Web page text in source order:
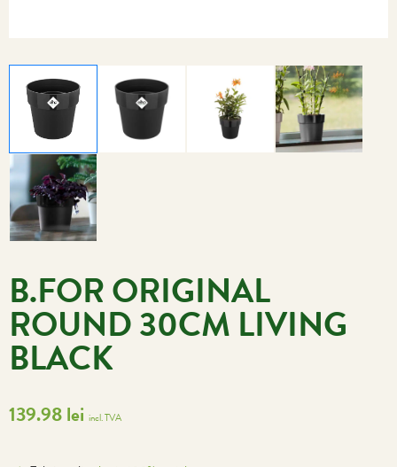
B.FOR ORIGINAL
ROUND 30CM LIVING
BLACK
139.98lei incl. TVA